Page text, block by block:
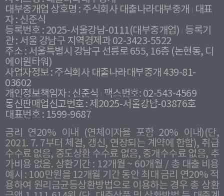
대부중개업 상호명 : 주식회사 대출나라대부중개
대표
자 : 신준식
등록번호 : 2025-서울강남-0111(대부중개업) 등록기
관 : 서울 강남구 지역경제과 02-3423-5522
주소 : 서울특별시 강남구 선릉로 655, 16층 (논현동, 디
에이원타워)
사업자정보 : 주식회사 대출나라대부중개 439-81-
03602
개인정보책임자 : 신준식
팩스번호: 02-543-4569
통신판매업신고번호 : 제2025-서울강남-03876호
대표번호 : 1599-9687
금리 연20% 이내 (연체이자율 포함 20% 이내)(단,
2021. 7. 7부터 체결, 갱신, 연장되는 계약에 한함), 취급
수수료 없음, 중도상환 수수료 없음, 중개수수료 없음, 추
가비용 없음. 상환기간 : 12개월 ~ 60개월 / 총 대출 비용
예시 : 100만원을 12개월 기간 동안 최대 금리 연20% 적
용하여 원리금균등상환방법으로 이용하는 경우 총 상환